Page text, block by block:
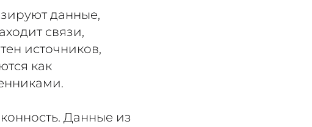
данные,
связи,
источников,
как
Данные из